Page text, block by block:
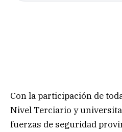
Con la participación de
Nivel Terciario y
fuerzas de seguridad